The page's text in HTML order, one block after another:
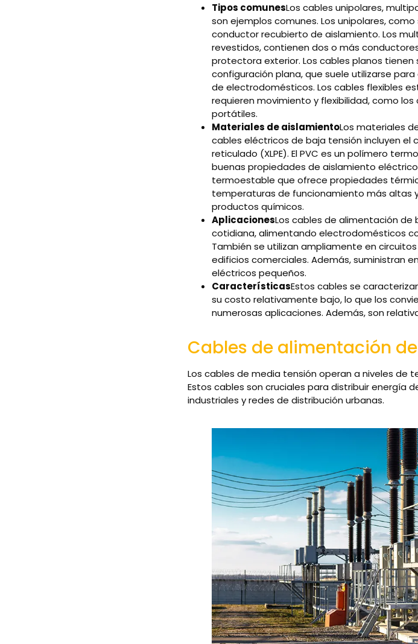
Tipos comunesLos cables unipolares,
son ejemplos comunes. Los unipolares,
conductor recubierto de aislamiento. Los
revestidos, contienen dos o más
protectora exterior. Los cables planos
configuración plana, que suele utilizarse
de electrodomésticos. Los cables flexibles
requieren movimiento y flexibilidad, como
portátiles.
Materiales de aislamientoLos materiales
cables eléctricos de baja tensión incluyen el
reticulado (XLPE). El PVC es un polímero
buenas propiedades de aislamiento eléctrico
termoestable que ofrece propiedades
temperaturas de funcionamiento más altas
productos químicos.
AplicacionesLos cables de alimentación de
cotidiana, alimentando electrodomésticos
También se utilizan ampliamente en
edificios comerciales. Además, suministran
eléctricos pequeños.
CaracterísticasEstos cables se
su costo relativamente bajo, lo que los
numerosas aplicaciones. Además, son
Cables de alimentación
Los cables de media tensión operan a niveles de
Estos cables son cruciales para distribuir energía
industriales y redes de distribución urbanas.